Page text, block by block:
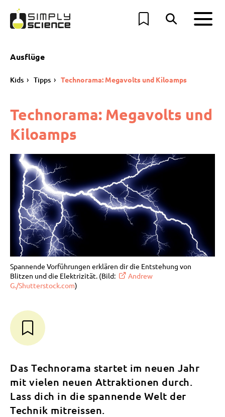
Ausflüge
Kids Tipps Technorama: Megavolts und Kiloamps
Technorama: Megavolts und
Kiloamps
Spannende Vorführungen erklären dir die Entstehung von
Blitzen und die Elektrizität. (Bild:
Andrew
G./Shutterstock.com)
Das Technorama startet im neuen Jahr
mit vielen neuen Attraktionen durch.
Lass dich in die spannende Welt der
Technik mitreissen.